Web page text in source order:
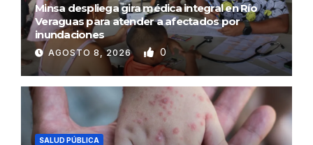
Minsa despliega gira médica integral en Río
Veraguas para atender a afectados por
inundaciones
AGOSTO 8, 2026 0
SALUD PÚBLICA